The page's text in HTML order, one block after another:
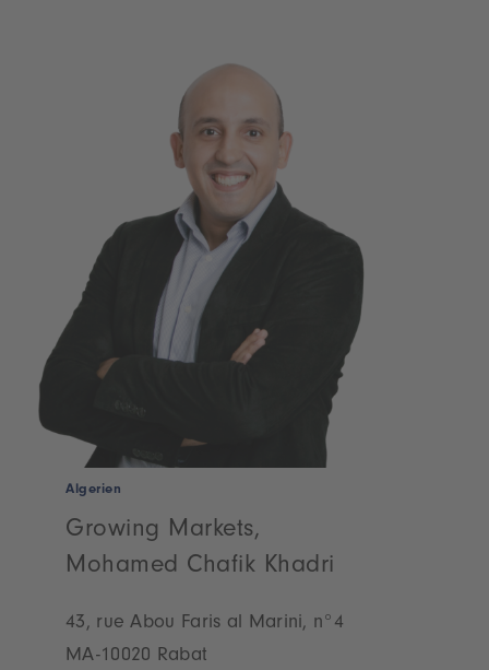
Algerien
Growing Markets,
Mohamed Chafik Khadri
43, rue Abou Faris al Marini, n°4
MA-10020 Rabat